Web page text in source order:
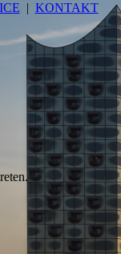
KONTAKT